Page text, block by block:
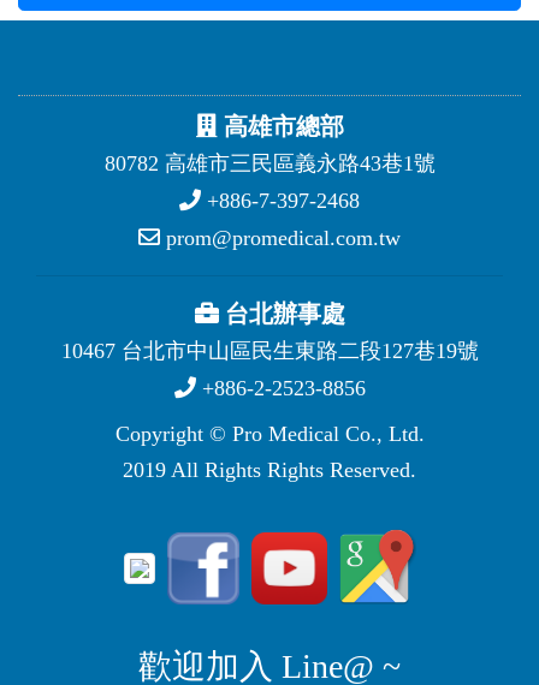
高雄市總部
80782 高雄市三民區義永路43巷1號
+886-7-397-2468
prom@promedical.com.tw
台北辦事處
10467 台北市中山區民生東路二段127巷19號
+886-2-2523-8856
Copyright © Pro Medical Co., Ltd.
2019 All Rights Rights Reserved.
歡迎加入 Line@ ~